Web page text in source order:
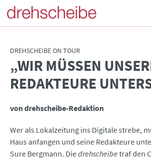
DREHSCHEIBE ON TOUR
„WIR MÜSSEN
REDAKTEURE
von drehscheibe-Redaktion
Wer als Lokalzeitung ins Digitale strebe,
Haus anfangen und seine Redakteure
Sure Bergmann. Diedrehscheibe traf den